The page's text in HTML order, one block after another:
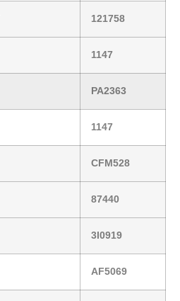
121758
1147
PA2363
1147
CFM528
87440
3I0919
AF5069